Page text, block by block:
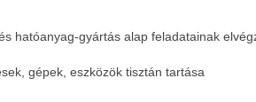
hatóanyag-gyártás alap feladatainak
gépek, eszközök tisztán tartása